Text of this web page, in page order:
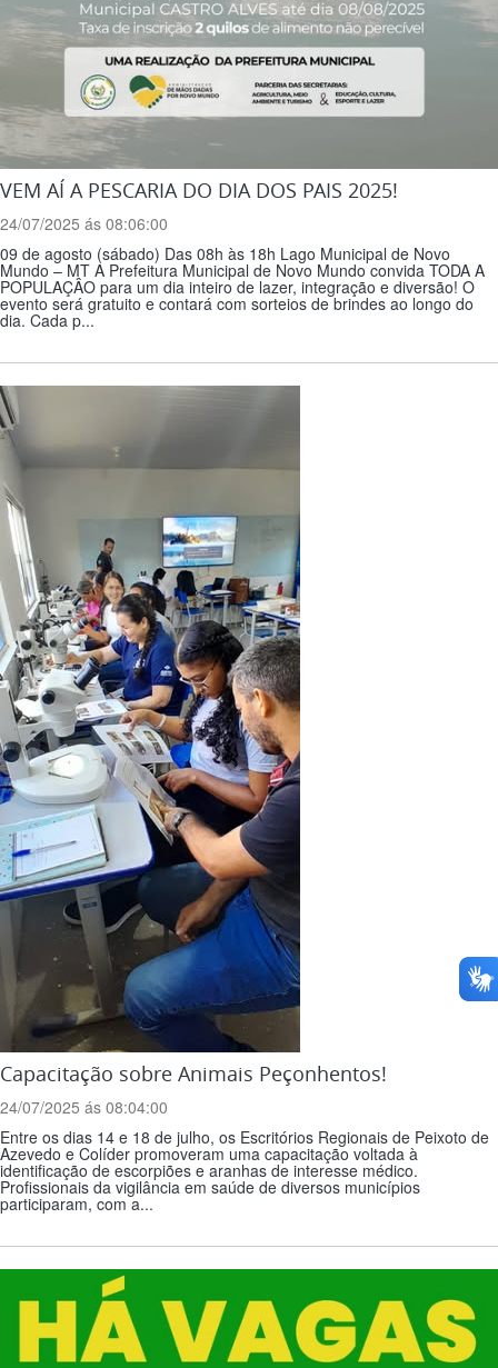
VEM AÍ A PESCARIA DO DIA DOS PAIS 2025!
24/07/2025 ás 08:06:00
09 de agosto (sábado) Das 08h às 18h Lago Municipal de Novo
Mundo – MT A Prefeitura Municipal de Novo Mundo convida TODA A
POPULAÇÂO para um dia inteiro de lazer, integração e diversão! O
evento será gratuito e contará com sorteios de brindes ao longo do
dia. Cada p...
Capacitação sobre Animais Peçonhentos!
24/07/2025 ás 08:04:00
Entre os dias 14 e 18 de julho, os Escritórios Regionais de Peixoto de
Azevedo e Colíder promoveram uma capacitação voltada à
identificação de escorpiões e aranhas de interesse médico.
Profissionais da vigilância em saúde de diversos municípios
participaram, com a...